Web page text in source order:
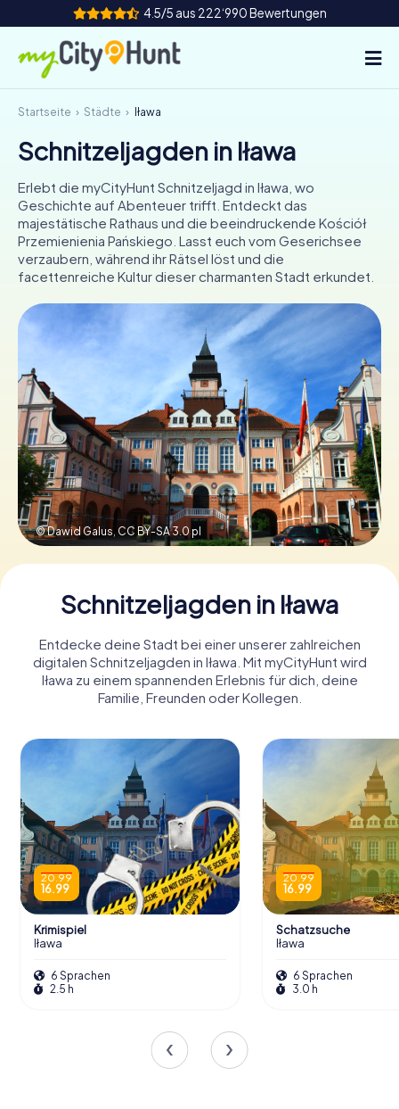
4.5/5 aus 222‘990 Bewertungen
So funktioniert's
Städte
Touren
Teamevent
Tickets
INT CH
ES
UK
IE
Tickets buchen
Gutscheine bestellen
Startseite Städte Iława
Schnitzeljagden in Iława
Erlebt die myCityHunt Schnitzeljagd in Iława, wo
Geschichte auf Abenteuer trifft. Entdeckt das
majestätische Rathaus und die beeindruckende Kościół
Przemienienia Pańskiego. Lasst euch vom Geserichsee
verzaubern, während ihr Rätsel löst und die
facettenreiche Kultur dieser charmanten Stadt erkundet.
© Dawid Galus, CC BY-SA 3.0 pl
Schnitzeljagden in Iława
Entdecke deine Stadt bei einer unserer zahlreichen
digitalen Schnitzeljagden in Iława. Mit myCityHunt wird
Iława zu einem spannenden Erlebnis für dich, deine
Familie, Freunden oder Kollegen.
20.99
16.99
Krimispiel
Iława
6 Sprachen
2.5 h
20.99
16.99
Schatzsuche
Iława
6 Sprachen
3.0 h